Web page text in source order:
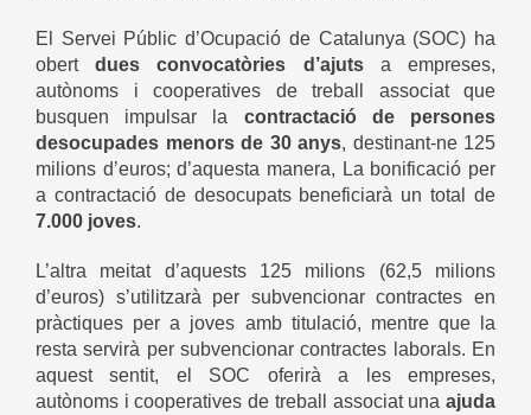
El Servei Públic d’Ocupació de Catalunya (SOC) ha
obertdues convocatòries d’ajutsa empreses,
autònoms i cooperatives de treball associat que
busquen impulsar la contractació de persones
desocupades menors de 30 anys, destinant-ne 125
milions d’euros; d’aquesta manera, La bonificació per
a contractació de desocupats beneficiarà un total de
7.000 joves.
L’altra meitat d’aquests 125 milions (62,5 milions
d’euros) s’utilitzarà per subvencionar contractes en
pràctiques per a joves amb titulació, mentre que la
resta servirà per subvencionar contractes laborals. En
aquest sentit, el SOC oferirà a les empreses,
autònoms i cooperatives de treball associat una ajuda